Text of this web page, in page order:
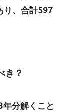
り、合計597
き？
分解くこと